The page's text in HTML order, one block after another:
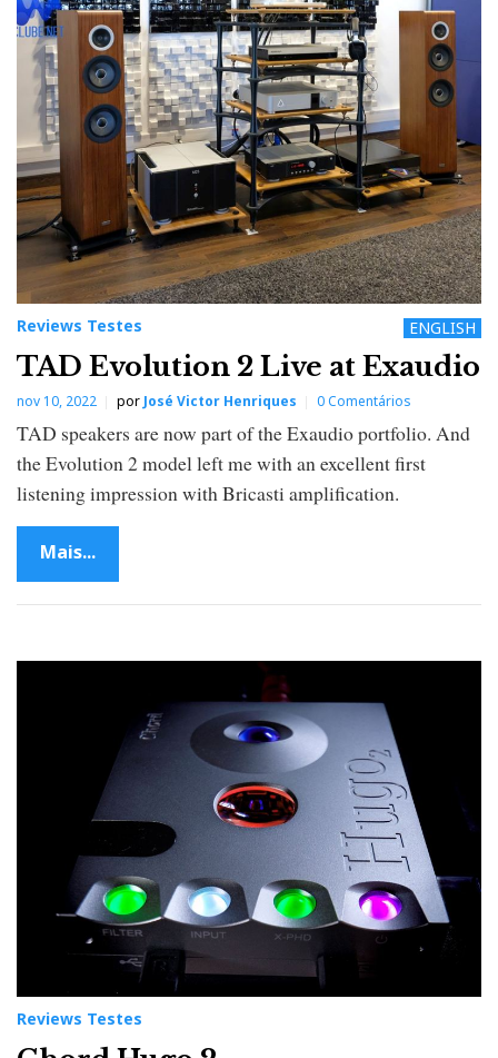
Reviews Testes ENGLISH
TAD Evolution 2 Live at Exaudio
nov 10, 2022 por José Victor Henriques 0 Comentários
TAD speakers are now part of the Exaudio portfolio. And
the Evolution 2 model left me with an excellent first
listening impression with Bricasti amplification.
Mais...
Reviews Testes